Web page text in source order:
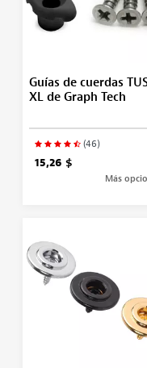
Guías de cuerdas
XL de Graph Tech
(46)
15,26 $
Más